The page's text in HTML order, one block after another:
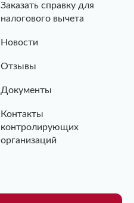
Заказать справку для
налогового вычета
Новости
Отзывы
Документы
Контакты
контролирующих
организаций